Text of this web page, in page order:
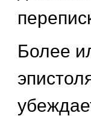
Более